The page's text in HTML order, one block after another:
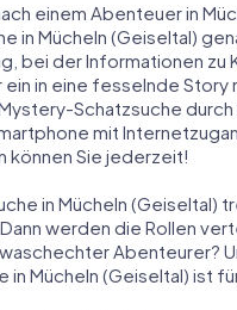
einem Abenteuer in
in Mücheln (Geiseltal)
bei der Informationen zu
in eine fesselnde Story
Schatzsuche
mit
können Sie jederzeit!
in Mücheln (Geiseltal)
werden die Rollen
Abenteurer?
in Mücheln (Geiseltal) ist